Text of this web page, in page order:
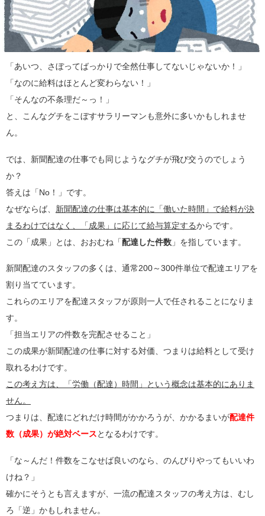
「あいつ、さぼってばっかりで全然仕事してないじゃないか！」
「なのに給料はほとんど変わらない！」
「そんなの不条理だ～っ！」
と、こんなグチをこぼすサラリーマンも意外に多いかもしれませ
ん。
では、新聞配達の仕事でも同じようなグチが飛び交うのでしょう
か？
答えは「No！」です。
なぜならば、 新聞配達の仕事は基本的に「働いた時間」で給料が決
まるわけではなく、「成果」に応じて給与算定するからです。
この「成果」とは、おおむね「配達した件数 」を指しています。
新聞配達のスタッフの多くは、通常200～300件単位で配達エリアを
割り当てています。
これらのエリアを配達スタッフが原則一人で任されることになりま
す。
「担当エリアの件数を完配させること」
この成果が新聞配達の仕事に対する対価、つまりは給料として受け
取れるわけです。
この考え方は、「労働（配達）時間」という概念は基本的にありま
せん。
つまりは、配達にどれだけ時間がかかろうが、かかるまいが配達件
数（成果）が絶対ベース となるわけです。
「な～んだ！件数をこなせば良いのなら、のんびりやってもいいわ
けね？」
確かにそうとも言えますが、一流の配達スタッフの考え方は、むし
ろ「逆」かもしれません。